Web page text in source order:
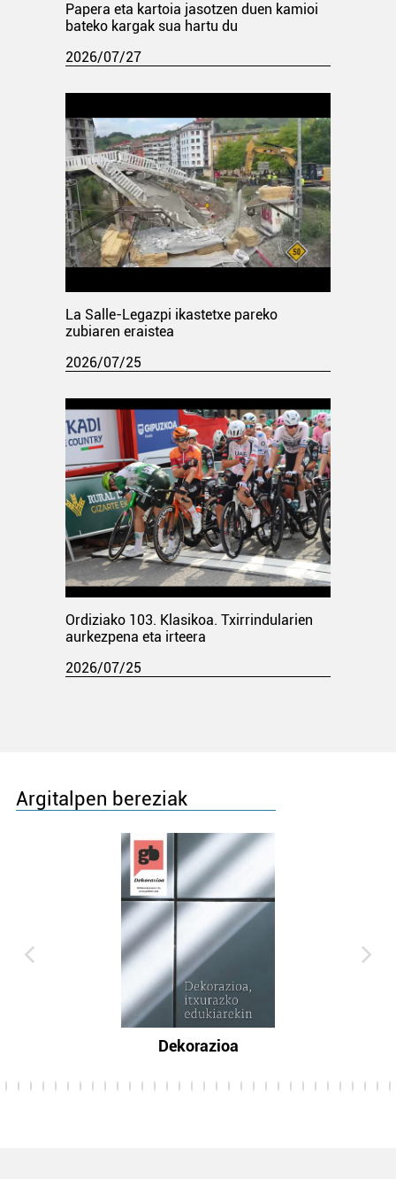
Papera eta kartoia jasotzen duen kamioi
bateko kargak sua hartu du
2026/07/27
La Salle-Legazpi ikastetxe pareko
zubiaren eraistea
2026/07/25
Ordiziako 103. Klasikoa. Txirrindularien
aurkezpena eta irteera
2026/07/25
Argitalpen bereziak
Dekorazioa